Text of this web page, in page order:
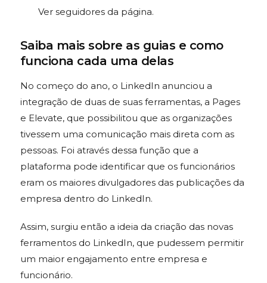
Ver seguidores da página.
Saiba mais sobre as guias e como
funciona cada uma delas
No começo do ano, o LinkedIn anunciou a
integração de duas de suas ferramentas, a Pages
e Elevate, que possibilitou que as organizações
tivessem uma comunicação mais direta com as
pessoas. Foi através dessa função que a
plataforma pode identificar que os funcionários
eram os maiores divulgadores das publicações da
empresa dentro do LinkedIn.
Assim, surgiu então a ideia da criação das novas
ferramentos do LinkedIn, que pudessem permitir
um maior engajamento entre empresa e
funcionário.